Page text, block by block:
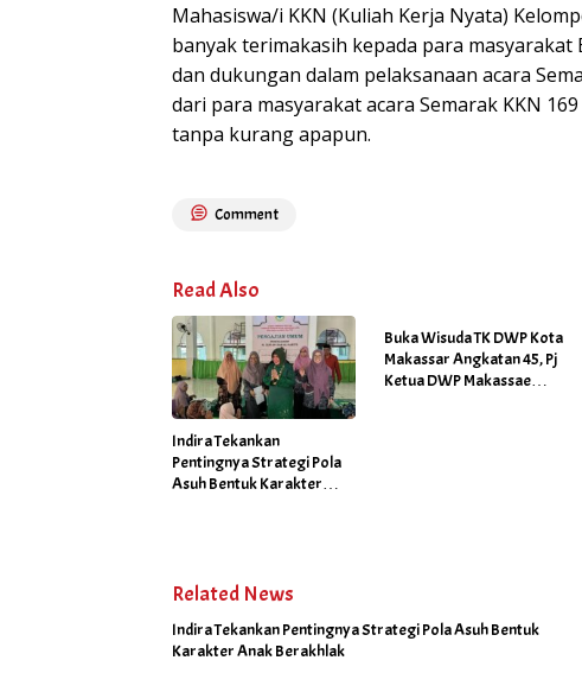
Mahasiswa/i KKN (Kuliah Kerja Nyata)
banyak terimakasih kepada para
dan dukungan dalam pelaksanaan acara
dari para masyarakat acara Semarak KKN
tanpa kurang apapun.
Comment
Read Also
Indira Tekankan
Pentingnya Strategi Pola
Asuh Bentuk Karakter
Buka Wisuda TK DWP Kota
Makassar Angkatan 45, Pj
Ketua DWP Makassae
Related News
Indira Tekankan Pentingnya Strategi Pola Asuh Bentuk
Karakter Anak Berakhlak